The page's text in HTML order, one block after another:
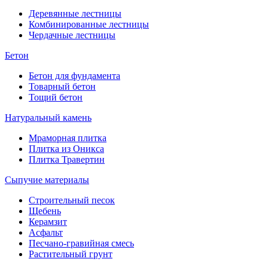
Деревянные лестницы
Комбинированные лестницы
Чердачные лестницы
Бетон
Бетон для фундамента
Товарный бетон
Тощий бетон
Натуральный камень
Мраморная плитка
Плитка из Оникса
Плитка Травертин
Сыпучие материалы
Строительный песок
Щебень
Керамзит
Асфальт
Песчано-гравийная смесь
Растительный грунт